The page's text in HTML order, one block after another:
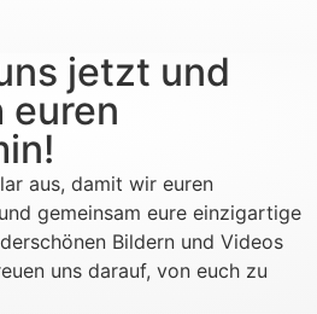
jetzt und
euren
aus, damit wir euren
gemeinsam eure einzigartige
Bildern und Videos
uns darauf, von euch zu